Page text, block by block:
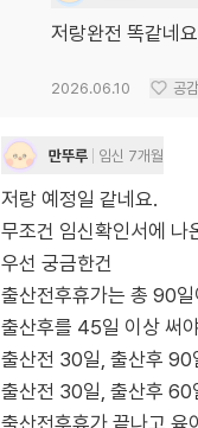
저랑완전 똑같네
2026.06.10 공
만뚜루 임신 7개월
저랑 예정일 같네요.
무조건 임신확인서에 나
우선 궁금한건
출산전후휴가는 총 90일
출산후를 45일 이상 써
출산전 30일, 출산후 90
출산전 30일, 출산후 60
출산전후휴가 끝나고 육